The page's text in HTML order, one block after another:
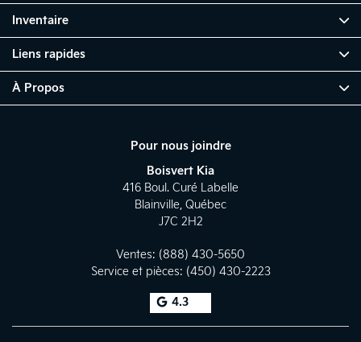
Pour nous joindre
Boisvert Kia
416 Boul. Curé Labelle
Blainville, Québec
J7C 2H2
Ventes: (888) 430-5650
Service et pièces: (450) 430-2223
4.3
Inventaire
Liens rapides
À Propos